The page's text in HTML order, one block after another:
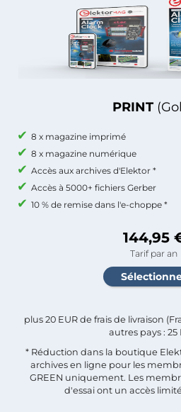
PRINT
8 x magazine imprimé
8 x magazine numérique
Accès aux archives d'Elektor *
Accès à 5000+ fichiers Gerber
10 % de remise dans l'e-choppe *
144,95
Tarif par an
plus 20 EUR de frais de livraison
autres pays : 25
* Réduction dans la boutique
archives en ligne pour les
GREEN uniquement. Les
d'essai ont un accès